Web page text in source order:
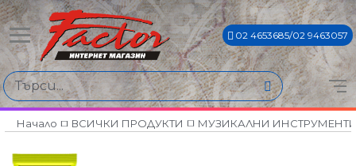
02 4653685/02 9463057
Начало ВСИЧКИ ПРОДУКТИ МУЗИКАЛНИ